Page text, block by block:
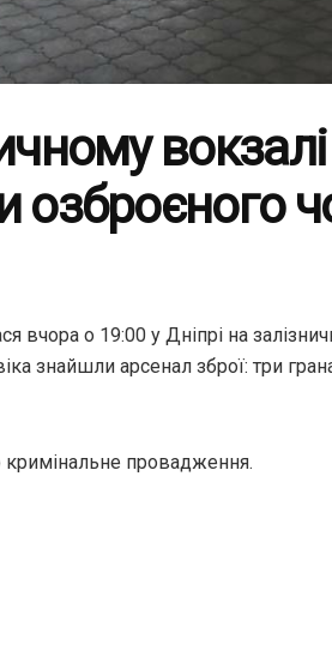
озброєного
вчора о 19:00 у Дніпрі на
знайшли арсенал зброї: три
провадження.